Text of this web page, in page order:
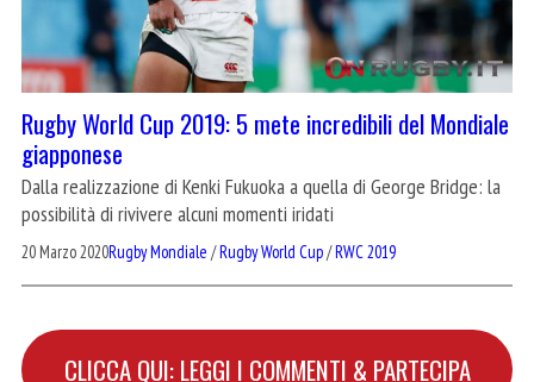
Rugby World Cup 2019: 5 mete incredibili del Mondiale
giapponese
Dalla realizzazione di Kenki Fukuoka a quella di George Bridge: la
possibilità di rivivere alcuni momenti iridati
20 Marzo 2020Rugby Mondiale /Rugby World Cup/RWC 2019
CLICCA QUI: LEGGI I COMMENTI & PARTECIPA